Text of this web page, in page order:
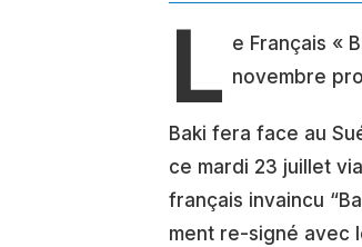
L e Français «
novembre
Baki fera face au
ce mardi 23 juillet
français invaincu
ment re-signé avec